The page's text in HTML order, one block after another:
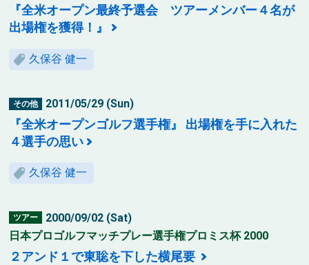
『全米オープン最終予選会 ツアーメンバー４名が
出場権を獲得！』
久保谷 健一
その他 2011/05/29 (Sun)
『全米オープンゴルフ選手権』 出場権を手に入れた
４選手の思い
久保谷 健一
ツアー
2000/09/02 (Sat)
日本プロゴルフマッチプレー選手権プロミス杯 2000
２アンド１で東聡を下した横尾要